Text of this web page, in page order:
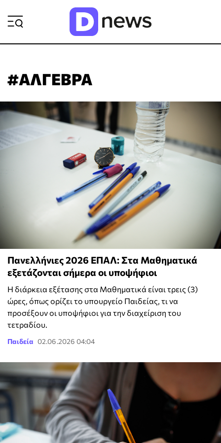
#ΑΛΓΕΒΡΑ
Πανελλήνιες 2026 ΕΠΑΛ: Στα Μαθηματικά
εξετάζονται σήμερα οι υποψήφιοι
Η διάρκεια εξέτασης στα Μαθηματικά είναι τρεις (3)
ώρες, όπως ορίζει το υπουργείο Παιδείας, τι να
προσέξουν οι υποψήφιοι για την διαχείριση του
τετραδίου.
Παιδεία 02.06.2026 04:04